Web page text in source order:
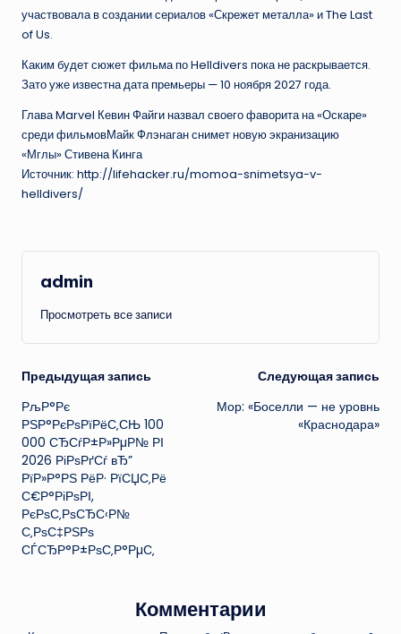
участвовала в создании сериалов «Скрежет металла» и The Last
of Us.
Каким будет сюжет фильма по Helldivers пока не раскрывается.
Зато уже известна дата премьеры — 10 ноября 2027 года.
Глава Marvel Кевин Файги назвал своего фаворита на «Оскаре»
среди фильмовМайк Флэнаган снимет новую экранизацию
«Мглы» Стивена Кинга
Источник: http://lifehacker.ru/momoa-snimetsya-v-
helldivers/
admin
Просмотреть все записи
Навигация
записи
Предыдущая запись
РљР°Рє
РЅР°РєРѕРїРёС‚СЊ 100
000 СЂСѓР±Р»РµР№ РІ
2026 РіРѕРґСѓ вЂ”
РїР»Р°РЅ РёР· РїСЏС‚Рё
С€Р°РіРѕРІ,
РєРѕС‚РѕСЂС‹Р№
С‚РѕС‡РЅРѕ
СЃСЂР°Р±РѕС‚Р°РµС‚
Следующая запись
Мор: «Боселли — не уровнь
«Краснодара»
Комментарии